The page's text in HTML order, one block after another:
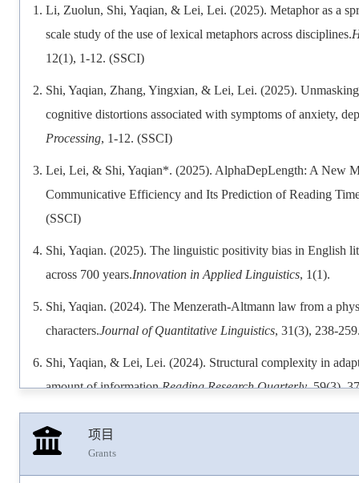
Li, Zuolun, Shi, Yaqian, & Lei, Lei. (2025). Metaphor as a
scale study of the use of lexical metaphors across disciplines.
12(1), 1-12. (SSCI)
Shi, Yaqian, Zhang, Yingxian, & Lei, Lei. (2025).
cognitive distortions associated with symptoms of anxiety,
Processing, 1-12. (SSCI)
Lei, Lei, & Shi, Yaqian*. (2025). AlphaDepLength: A New
Communicative Efficiency and Its Prediction of Reading
(SSCI)
Shi, Yaqian. (2025). The linguistic positivity bias in English
across 700 years.Innovation in Applied Linguistics, 1(1).
Shi, Yaqian. (2024). The Menzerath-Altmann law from a
characters.Journal of Quantitative Linguistics, 31(3), 238-
Shi, Yaqian, & Lei, Lei. (2024). Structural complexity in
amount of information.Reading Research Quarterly, 59(3),
103002. (SSCI)
Shi, Yaqian, & Lei, Lei. (2022). Lexical richness and text
项目
Grants